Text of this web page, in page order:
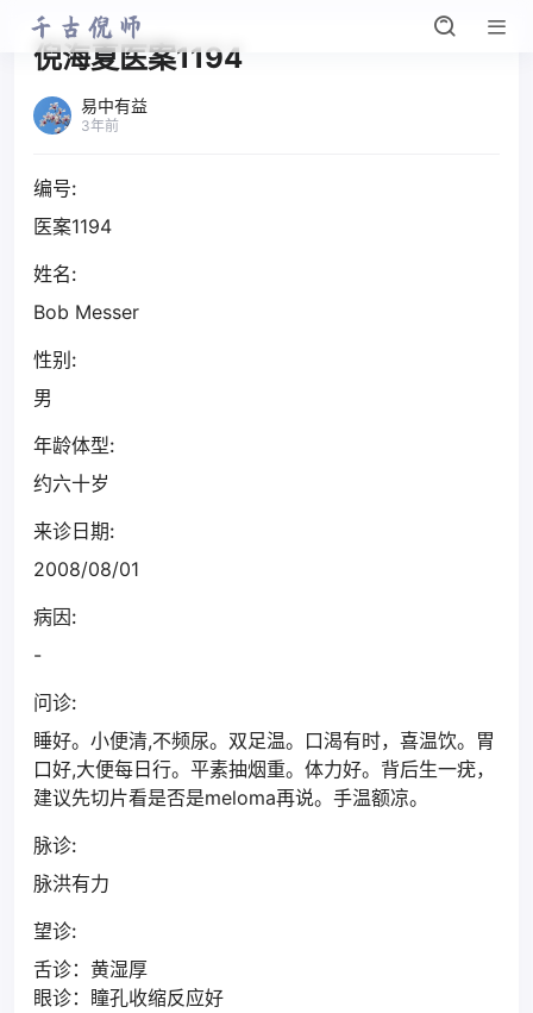
倪海夏医案1194
易中有益
3年前
编号:
医案1194
姓名:
Bob Messer
性别:
男
年龄体型:
约六十岁
来诊日期:
2008/08/01
病因:
-
问诊:
睡好。小便清,不频尿。双足温。口渴有时，喜温饮。胃
口好,大便每日行。平素抽烟重。体力好。背后生一疣，
建议先切片看是否是meloma再说。手温额凉。
脉诊:
脉洪有力
望诊:
舌诊：黄湿厚
眼诊：瞳孔收缩反应好